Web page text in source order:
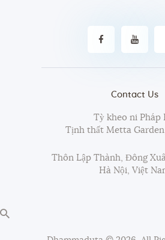
Contact Us
Tỳ kheo ni Pháp
Tịnh thất Metta
Thôn Lập Thành, Đông
Hà Nội, Việt